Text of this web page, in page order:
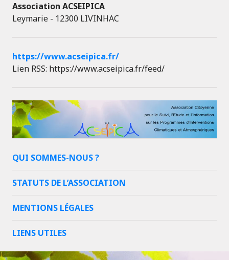
Association ACSEIPICA
Leymarie - 12300 LIVINHAC
https://www.acseipica.fr/
Lien RSS: https://www.acseipica.fr/feed/
QUI SOMMES-NOUS ?
STATUTS DE L’ASSOCIATION
MENTIONS LÉGALES
LIENS UTILES